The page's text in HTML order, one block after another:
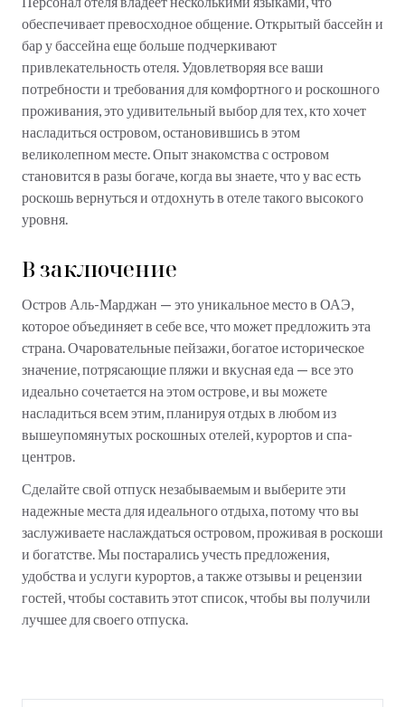
обеспечивает превосходное общение. Открытый бассейн и
бар у бассейна еще больше подчеркивают
привлекательность отеля. Удовлетворяя все ваши
потребности и требования для комфортного и роскошного
проживания, это удивительный выбор для тех, кто хочет
насладиться островом, остановившись в этом
великолепном месте. Опыт знакомства с островом
становится в разы богаче, когда вы знаете, что у вас есть
роскошь вернуться и отдохнуть в отеле такого высокого
уровня.
В заключение
Остров Аль-Марджан — это уникальное место в ОАЭ,
которое объединяет в себе все, что может предложить эта
страна. Очаровательные пейзажи, богатое историческое
значение, потрясающие пляжи и вкусная еда — все это
идеально сочетается на этом острове, и вы можете
насладиться всем этим, планируя отдых в любом из
вышеупомянутых роскошных отелей, курортов и спа-
центров.
Сделайте свой отпуск незабываемым и выберите эти
надежные места для идеального отдыха, потому что вы
заслуживаете наслаждаться островом, проживая в роскоши
и богатстве. Мы постарались учесть предложения,
удобства и услуги курортов, а также отзывы и рецензии
гостей, чтобы составить этот список, чтобы вы получили
лучшее для своего отпуска.